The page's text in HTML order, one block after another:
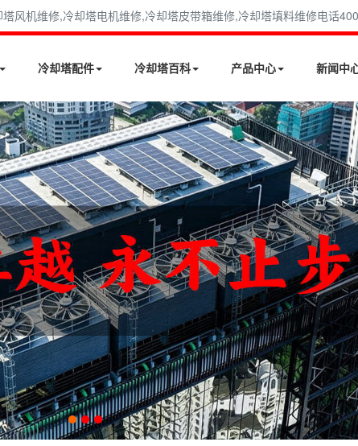
机维修,冷却塔电机维修,冷却塔皮带箱维修,冷却塔填料维修电话
冷却塔配件 冷却塔百科 产品中心 新闻中